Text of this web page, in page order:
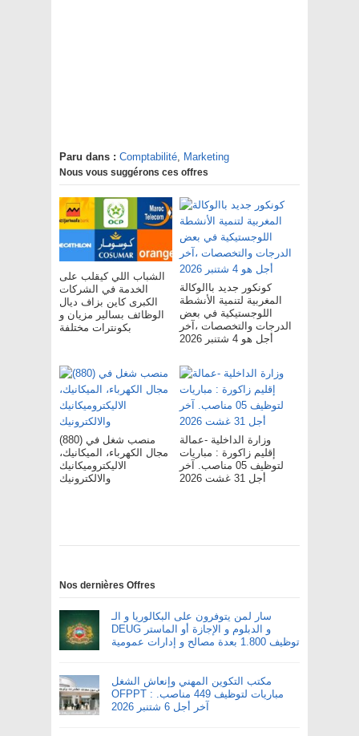
Paru dans : Comptabilité, Marketing
Nous vous suggérons ces offres
الشباب اللي كيقلب على
الخدمة في الشركات
الكبرى كاين بزاف ديال
الوظائف بسالير مزيان و
بكونترات مختلفة
كونكور جديد باالوكالة
المغربية لتنمية الأنشطة
اللوجستيكية في بعض
الدرجات والتخصصات ،آخر
أجل هو 4 شتنبر 2026
(880) منصب شغل في
مجال الكهرباء، الميكانيك،
الاليكتروميكانيك
والالكترونيك
وزارة الداخلية -عمالة
إقليم زاكورة : مباريات
لتوظيف 05 مناصب. آخر
أجل 31 غشت 2026
Nos dernières Offres
سار لمن يتوفرون على البكالوريا و الـ
DEUG و الدبلوم و الإجازة أو الماستر
توظيف 1.800 بعدة مصالح و إدارات عمومية
مكتب التكوين المهني وإنعاش الشغل
OFPPT : مباريات لتوظيف 449 مناصب.
آخر أجل 6 شتنبر 2026